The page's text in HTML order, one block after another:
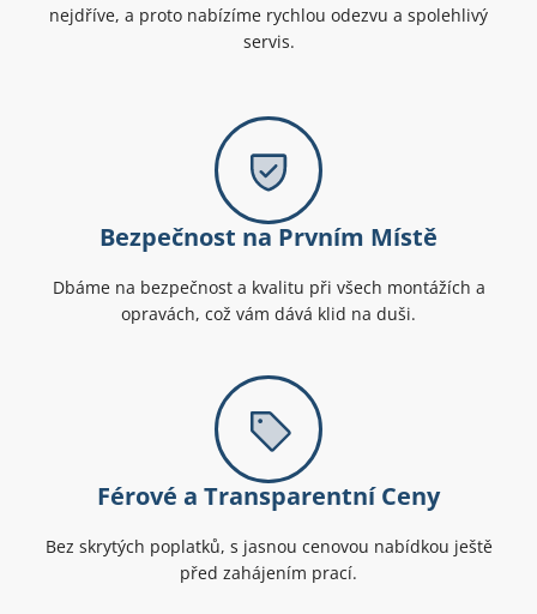
nejdříve, a proto nabízíme rychlou odezvu a spolehlivý
servis.
Bezpečnost na Prvním Místě
Dbáme na bezpečnost a kvalitu při všech montážích a
opravách, což vám dává klid na duši.
Férové a Transparentní Ceny
Bez skrytých poplatků, s jasnou cenovou nabídkou ještě
před zahájením prací.